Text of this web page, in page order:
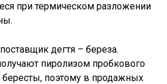
при термическом разложении
дегтя – береза.
пиролизом пробкового
поэтому в продажных